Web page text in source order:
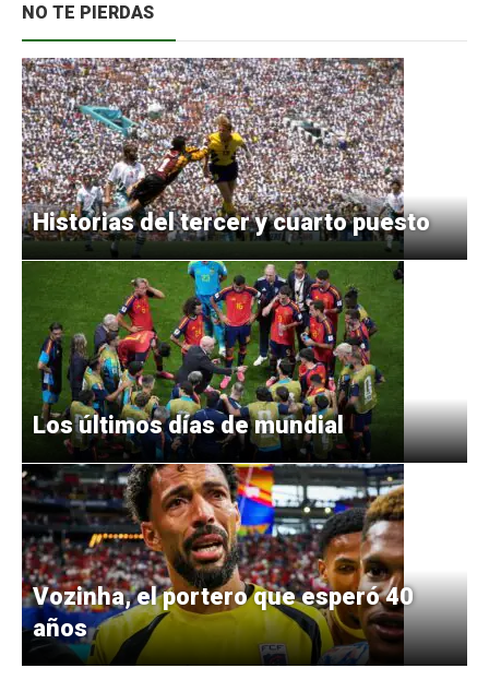
NO TE PIERDAS
Historias del tercer y cuarto puesto
Los últimos días de mundial
Vozinha, el portero que esperó 40
años